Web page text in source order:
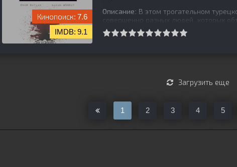
7.6
9.1
Описание: В этом трогательном
совершенно разных людей, которых
Агах, много лет прослуживший в
Загрузить еще
1 2 3 4 5